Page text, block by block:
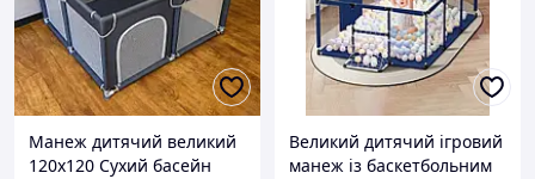
Манеж дитячий великий
120х120 Сухий басейн
Великий дитячий ігровий
манеж із баскетбольним